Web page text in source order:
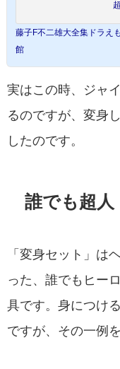
藤子F不二雄大全集ドラえ
館
実はこの時、ジャ
るのですが、変身
したのです。
誰でも超人
「変身セット」は
った、誰でもヒー
具です。身につけ
ですが、その一例